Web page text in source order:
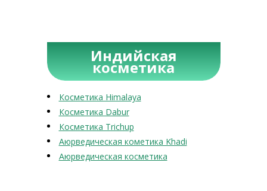
Индийская
косметика
Косметика Himalaya
Косметика Dabur
Косметика Trichup
Аюрведическая кометика Khadi
Аюрведическая косметика